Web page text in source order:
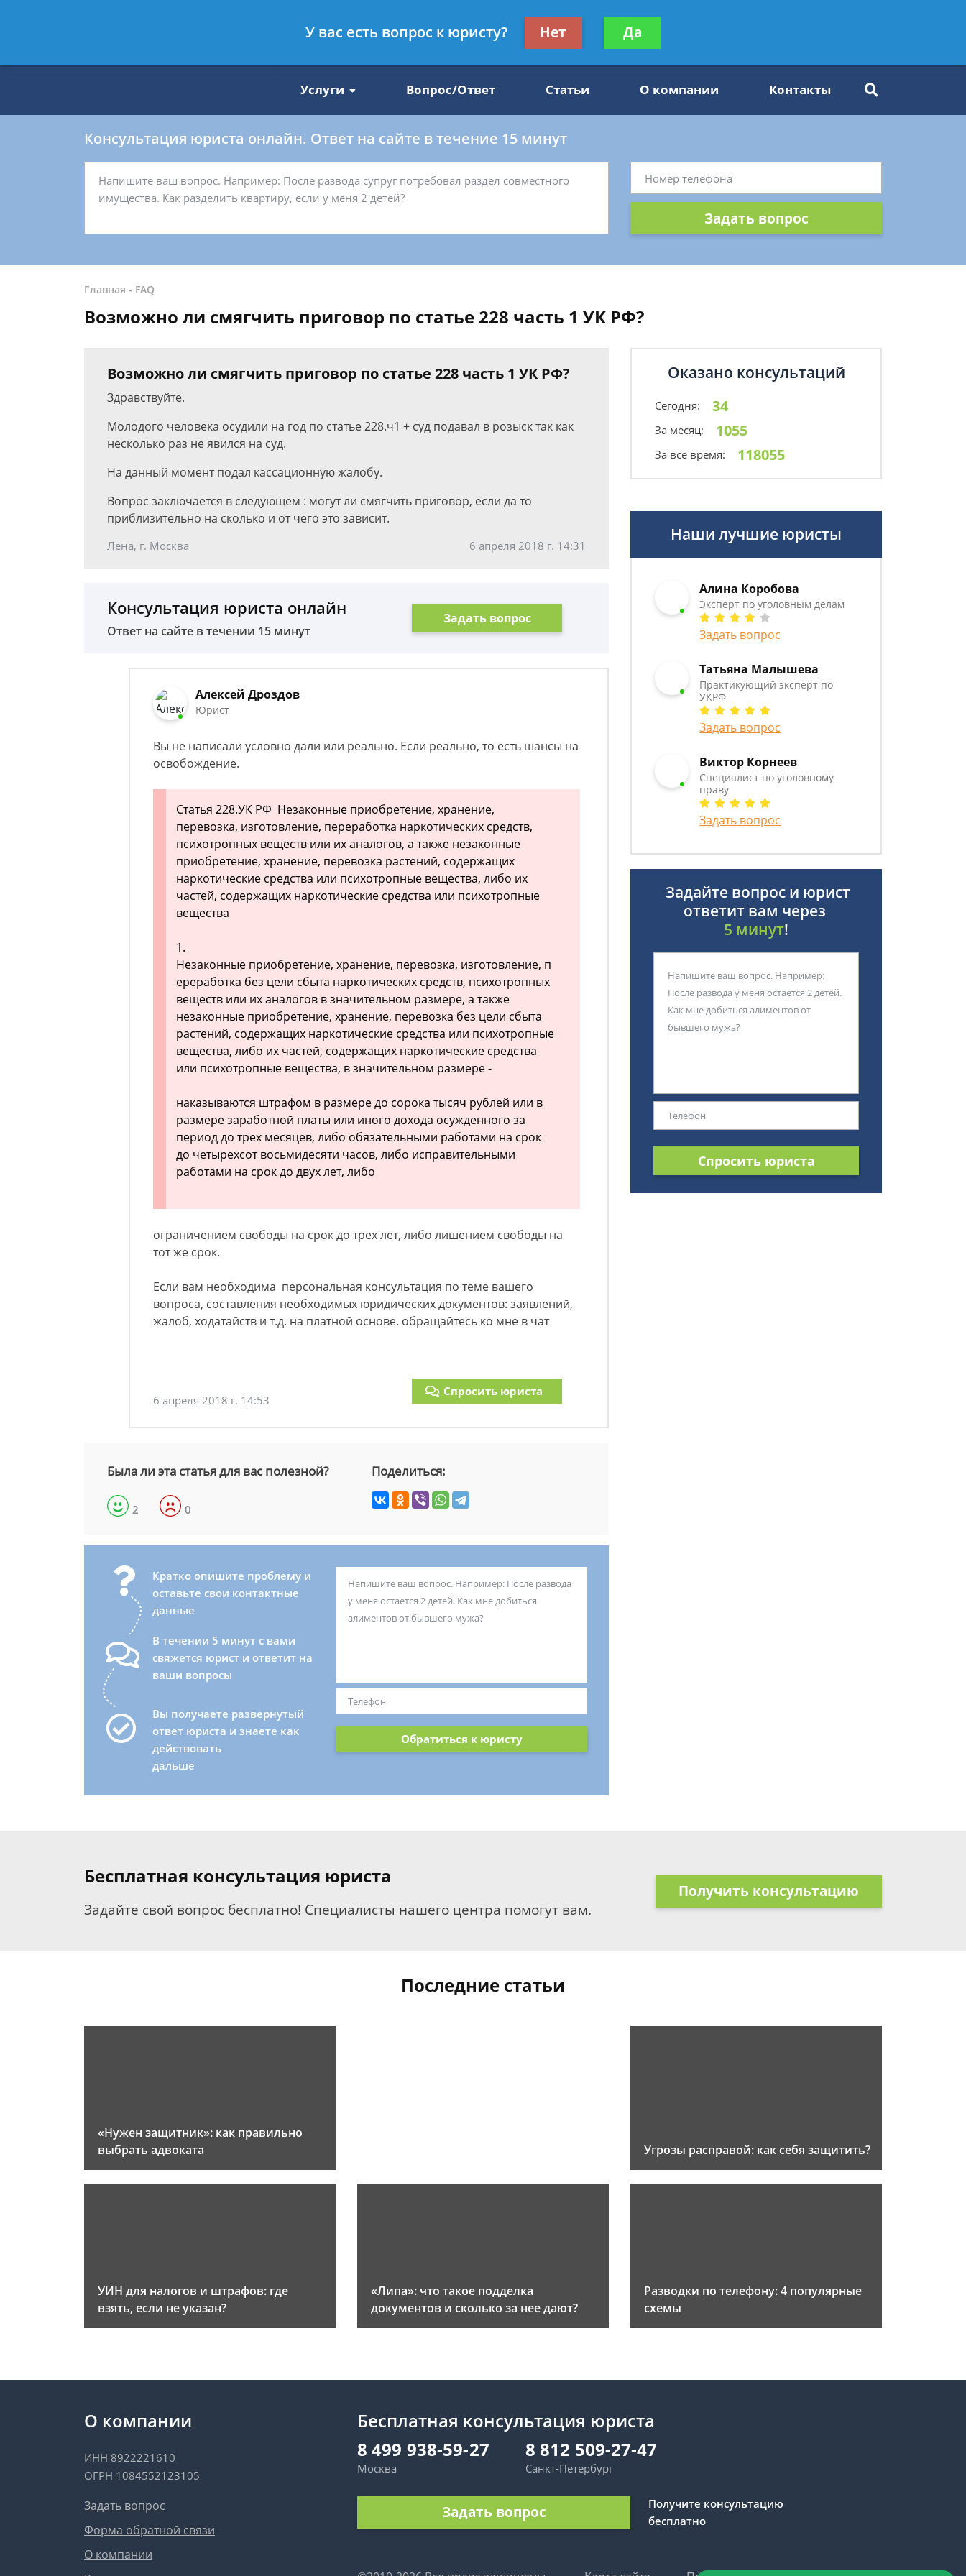
8 812 509-27-47
Получите консультацию
бесплатно
Услуги Вопрос/Ответ Статьи О компании Контакты
Консультация юриста онлайн. Ответ на сайте в течение 15 минут
Задать вопрос
Главная - FAQ
Возможно ли смягчить приговор по статье 228 часть 1 УК РФ?
Возможно ли смягчить приговор по статье 228 часть 1 УК РФ?
Здравствуйте.
Молодого человека осудили на год по статье 228.ч1 + суд подавал в розыск так как
несколько раз не явился на суд.
На данный момент подал кассационную жалобу.
Вопрос заключается в следующем : могут ли смягчить приговор, если да то
приблизительно на сколько и от чего это зависит.
Лена, г. Москва 6 апреля 2018 г. 14:31
Консультация юриста онлайн
Ответ на сайте в течении 15 минут
Задать вопрос
Алексей Дроздов
Юрист
Вы не написали условно дали или реально. Если реально, то есть шансы на
освобождение.
Статья 228.УК РФ Незаконные приобретение, хранение,
перевозка, изготовление, переработка наркотических средств,
психотропных веществ или их аналогов, а также незаконные
приобретение, хранение, перевозка растений, содержащих
наркотические средства или психотропные вещества, либо их
частей, содержащих наркотические средства или психотропные
вещества
1.
Незаконные приобретение, хранение, перевозка, изготовление, п
ереработка без цели сбыта наркотических средств, психотропных
веществ или их аналогов в значительном размере, а также
незаконные приобретение, хранение, перевозка без цели сбыта
растений, содержащих наркотические средства или психотропные
вещества, либо их частей, содержащих наркотические средства
или психотропные вещества, в значительном размере -
наказываются штрафом в размере до сорока тысяч рублей или в
размере заработной платы или иного дохода осужденного за
период до трех месяцев, либо обязательными работами на срок
до четырехсот восьмидесяти часов, либо исправительными
работами на срок до двух лет, либо
ограничением свободы на срок до трех лет, либо лишением свободы на
тот же срок.
Если вам необходима персональная консультация по теме вашего
вопроса, составления необходимых юридических документов: заявлений,
жалоб, ходатайств и т.д. на платной основе. обращайтесь ко мне в чат
6 апреля 2018 г. 14:53
Спросить юриста
Была ли эта статья для вас полезной?
2 0
Поделиться:
Кратко опишите проблему и
оставьте свои контактные
данные
В течении 5 минут с вами
свяжется юрист и ответит на
ваши вопросы
Вы получаете развернутый
ответ юриста и знаете как
действовать
дальше
Обратиться к юристу
Оказано консультаций
Сегодня: 34
За месяц: 1055
За все время: 118055
Наши лучшие юристы
Алина Коробова
Эксперт по уголовным делам
Задать вопрос
Татьяна Малышева
Практикующий эксперт по
УКРФ
Задать вопрос
Виктор Корнеев
Cпециалист по уголовному
праву
Задать вопрос
Задайте вопрос и юрист
ответит вам через
5 минут!
Спросить юриста
Бесплатная консультация юриста
Задайте свой вопрос бесплатно! Специалисты нашего центра помогут вам.
Получить консультацию
Последние статьи
«Нужен защитник»: как правильно
выбрать адвоката
Угрозы расправой: как себя защитить?
УИН для налогов и штрафов: где
взять, если не указан?
«Липа»: что такое подделка
документов и сколько за нее дают?
Разводки по телефону: 4 популярные
схемы
О компании
ИНН 8922221610
ОГРН 1084552123105
Задать вопрос
Форма обратной связи
О компании
Бесплатная консультация юриста
8 499 938-59-27
Москва
8 812 509-27-47
Санкт-Петербург
Задать вопрос
Получите консультацию
бесплатно
У вас есть вопрос к юристу? Нет Да